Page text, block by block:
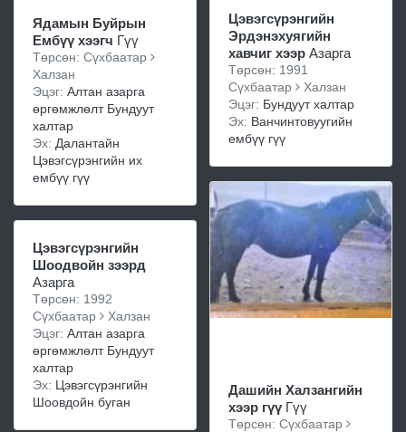
Ядамын Буйрын
Ембүү хээгч Гүү
Төрсөн: Сүхбаатар
Халзан
Эцэг: Алтан азарга
өргөмжлөлт Бундуут
халтар
Эх: Далантайн
Цэвэгсүрэнгийн их
ембүү гүү
Цэвэгсүрэнгийн
Шоодвойн зээрд
Азарга
Төрсөн: 1992
Сүхбаатар
Халзан
Эцэг: Алтан азарга
өргөмжлөлт Бундуут
халтар
Эх: Цэвэгсүрэнгийн
Шоовдойн буган
Цэвэгсүрэнгийн
Эрдэнэхуягийн
хавчиг хээр Азарга
Төрсөн: 1991
Сүхбаатар
Халзан
Эцэг: Бундуут халтар
Эх: Ванчинтовуугийн
ембүү гүү
Дашийн Халзангийн
хээр гүү Гүү
Төрсөн: Сүхбаатар